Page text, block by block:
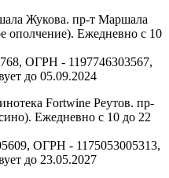
Жукова. пр-т Маршала
ополчение). Ежедневно с 10
ОГРН - 1197746303567,
до 05.09.2024
Fortwine Реутов. пр-
Ежедневно с 10 до 22
ОГРН - 1175053005313,
до 23.05.2027